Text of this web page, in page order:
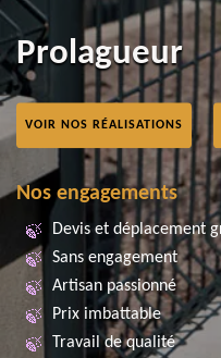
Prolagueur
VOIR NOS RÉALISATIONS
Nos engagements
Devis et déplacement
Sans engagement
Artisan passionné
Prix imbattable
Travail de qualité